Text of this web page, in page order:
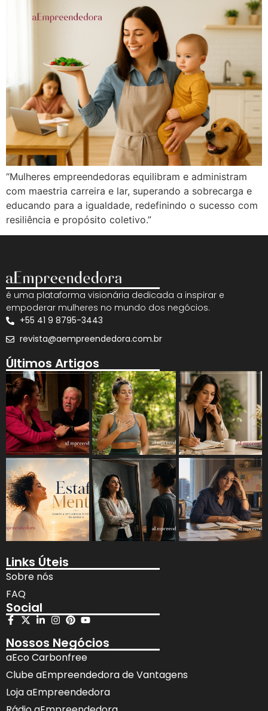
“Mulheres empreendedoras equilibram e administram
com maestria carreira e lar, superando a sobrecarga e
educando para a igualdade, redefinindo o sucesso com
resiliência e propósito coletivo.”
é uma plataforma visionária dedicada a inspirar e
empoderar mulheres no mundo dos negócios.
+55 41 9 8795-3443
revista@aempreendedora.com.br
Últimos Artigos
Links Úteis
Sobre nós
FAQ
Social
Nossos Negócios
aEco Carbonfree
Clube aEmpreendedora de Vantagens
Loja aEmpreendedora